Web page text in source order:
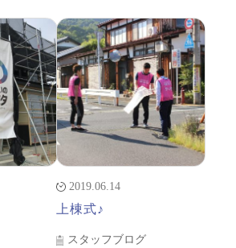
2019.06.14
上棟式♪
スタッフブログ